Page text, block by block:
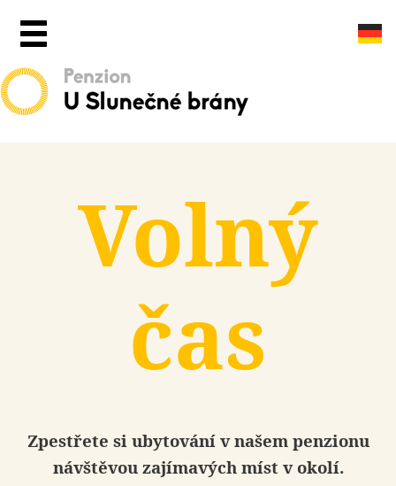
Volný
čas
Zpestřete si ubytovánív našem penzionu
návštěvou zajímavých míst v okolí.